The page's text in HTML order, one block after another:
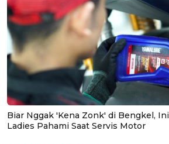
Biar Nggak 'Kena Zonk' di Bengkel,
Ladies Pahami Saat Servis Motor